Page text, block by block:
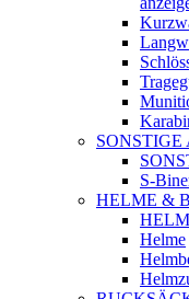
SONSTIGE
S-
HELME &
Helme